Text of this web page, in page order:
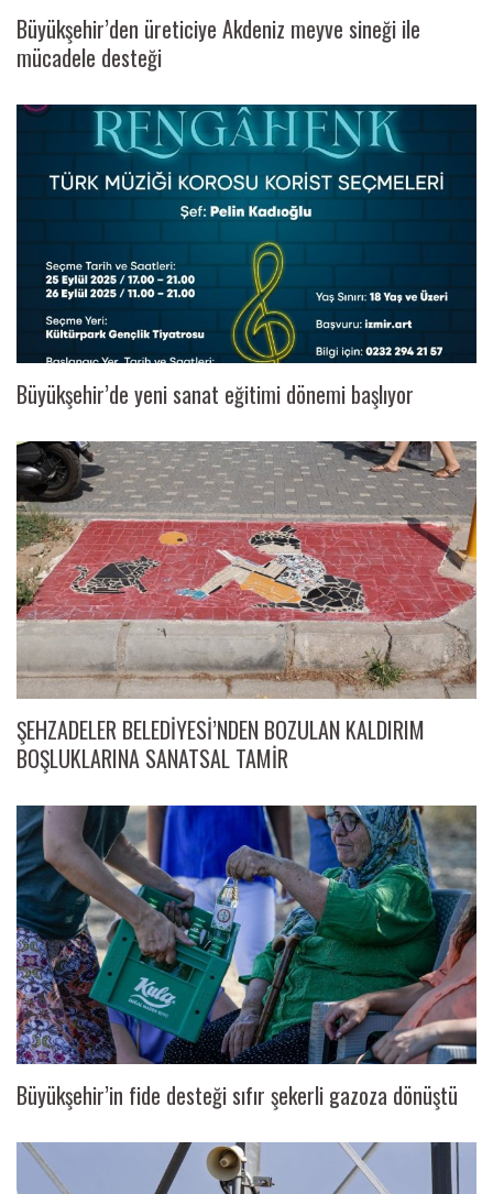
Büyükşehir’den üreticiye Akdeniz meyve sineği ile
mücadele desteği
Büyükşehir’de yeni sanat eğitimi dönemi başlıyor
ŞEHZADELER BELEDİYESİ’NDEN BOZULAN KALDIRIM
BOŞLUKLARINA SANATSAL TAMİR
Büyükşehir’in fide desteği sıfır şekerli gazoza dönüştü